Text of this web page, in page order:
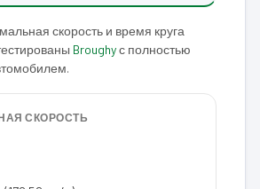
скорость и время круга
Broughyс полностью
СКОРОСТЬ